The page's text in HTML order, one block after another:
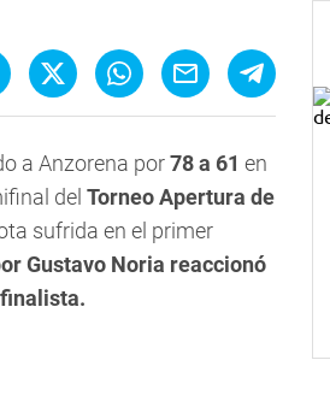
a Anzorena por78 a 61 en
del Torneo Apertura de
sufrida en el primer
Gustavo Noria reaccionó